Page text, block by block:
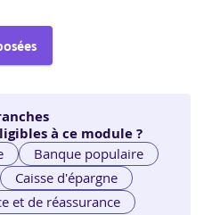
à ce module ?
Banque populaire
Caisse d'épargne
et de réassurance